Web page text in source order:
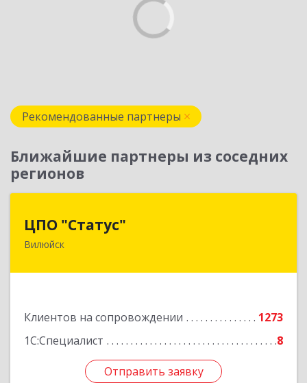
Рекомендованные партнеры
Ближайшие партнеры из соседних
регионов
ЦПО "Статус"
Вилюйск
Клиентов на сопровождении
1273
1С:Специалист
8
Отправить заявку
677000, Саха /Якутия/ Респ, Якутск г, Ленина пр-
Отправить заявку